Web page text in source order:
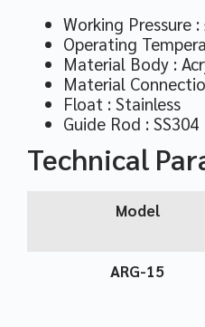
Working Pressure
Operating
Material Body :
Material
Float : Stainless
Guide Rod : SS304
Technical
Model
ARG-15